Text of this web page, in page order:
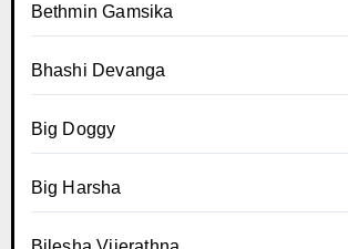
Bethmin Gamsika
Bhashi Devanga
Big Doggy
Big Harsha